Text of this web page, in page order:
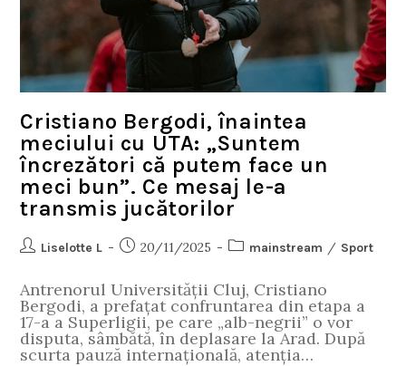
Cristiano Bergodi, înaintea
meciului cu UTA: „Suntem
încrezători că putem face un
meci bun”. Ce mesaj le-a
transmis jucătorilor
Liselotte L 20/11/2025 mainstream / Sport
Antrenorul Universității Cluj, Cristiano
Bergodi, a prefațat confruntarea din etapa a
17-a a Superligii, pe care „alb-negrii” o vor
disputa, sâmbătă, în deplasare la Arad. După
scurta pauză internațională, atenția…